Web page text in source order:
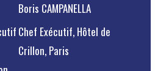
Boris CAMPANELLA
Chef Exécutif, Hôtel de
Crillon, Paris